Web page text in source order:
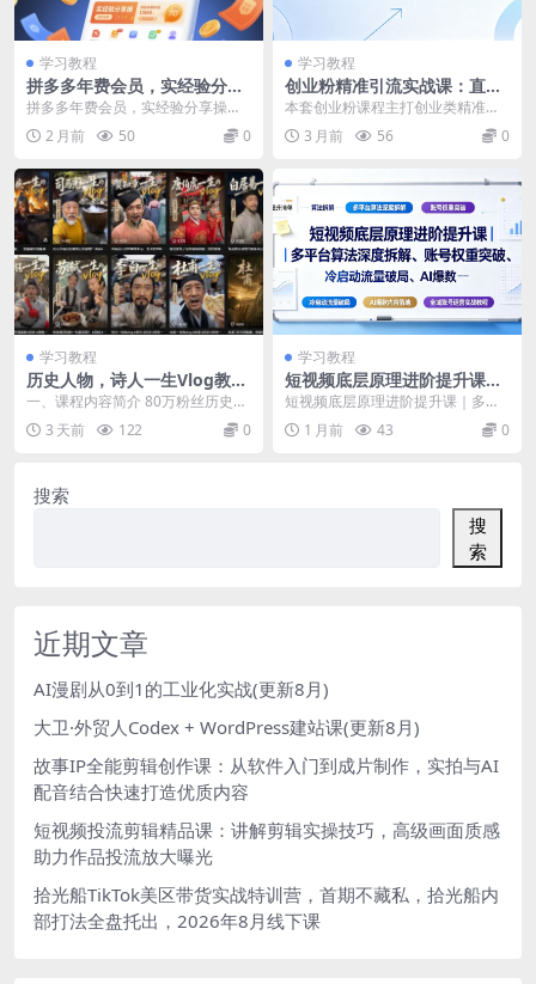
学习教程
拼多多年费会员，实经验分享
操，时长拉满，干货拉满(更新
26年06月22日)
拼多多年费会员，实经验分享操，
时长拉满，干货拉满(更新26年06月
22日) 课程...
2 月前 50 0
学习教程
创业粉精准引流实战课：直播
全流程教学，文案对标，素材
合规资料合集
本套创业粉课程主打创业类精准粉
丝引流玩法，包含战劲创业粉引流
直播全流程教学视频，...
3 月前 56 0
学习教程
历史人物，诗人一生Vlog教
学， AI制作丨伙伴计划丨精选
收益丨商单收徒 ，新领域红利
期，抓紧做
一、课程内容简介 80万粉丝历史赛
道博主推出2026AI历史人物生平Vl
og全套...
3 天前 122 0
学习教程
短视频底层原理进阶提升课｜
多平台算法深度拆解、账号权
重突破、冷启动流量破局、AI
爆款内容落地与全域账号运营
短视频底层原理进阶提升课｜多平
台算法深度拆解、账号权重突破、
冷启动流量破局、AI...
1 月前 43 0
搜索
搜
索
近期文章
AI漫剧从0到1的工业化实战(更新8月)
大卫·外贸人Codex + WordPress建站课(更新8月)
故事IP全能剪辑创作课：从软件入门到成片制作，实拍与AI
配音结合快速打造优质内容
短视频投流剪辑精品课：讲解剪辑实操技巧，高级画面质感
助力作品投流放大曝光
拾光船TikTok美区带货实战特训营，首期不藏私，拾光船内
部打法全盘托出，2026年8月线下课